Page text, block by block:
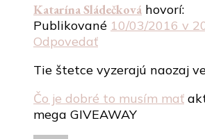
Katarína Sládečková hovorí:
Publikované 10/03/2016 v
Odpovedať
Tie štetce vyzerajú naozaj
Čo je dobré to musím mať
mega GIVEAWAY